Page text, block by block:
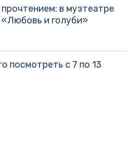
в музтеатре
и голуби»
посмотреть с 7 по 13